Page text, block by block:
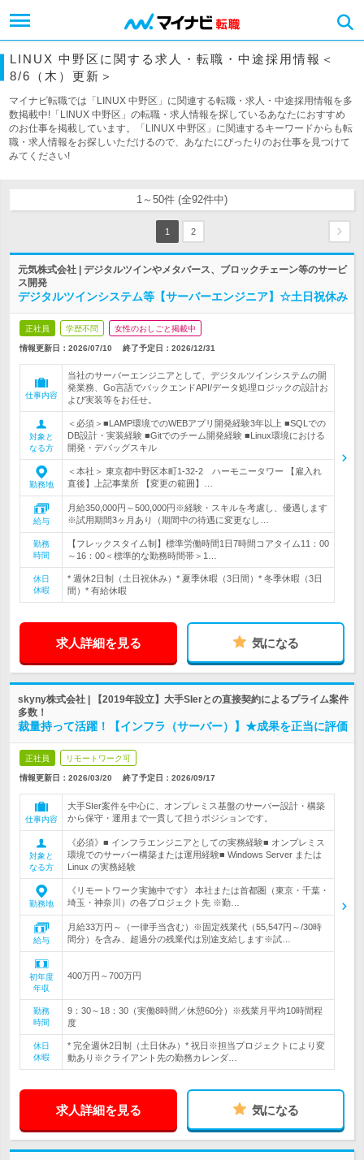
LINUX 中野区に関する求人・転職・中途採用情報＜
8/6（木）更新＞
マイナビ転職では「LINUX 中野区」に関連する転職・求人・中途採用情報を多
数掲載中!「LINUX 中野区」の転職・求人情報を探しているあなたにおすすめ
のお仕事を掲載しています。「LINUX 中野区」に関連するキーワードからも転
職・求人情報をお探しいただけるので、あなたにぴったりのお仕事を見つけて
みてください!
1～50件 (全92件中)
1 2
元気株式会社 | デジタルツインやメタバース、ブロックチェーン等のサービ
ス開発
デジタルツインシステム等【サーバーエンジニア】☆土日祝休み
正社員 学歴不問 女性のおしごと掲載中
情報更新日：2026/07/10 終了予定日： 2026/12/31
仕事内容
当社のサーバーエンジニアとして、デジタルツインシステムの開
発業務、Go言語でバックエンドAPI/データ処理ロジックの設計お
よび実装等をお任せ。
対象と
なる方
＜必須＞■LAMP環境でのWEBアプリ開発経験3年以上 ■SQLでの
DB設計・実装経験 ■Gitでのチーム開発経験 ■Linux環境における
開発・デバッグスキル
勤務地
＜本社＞ 東京都中野区本町1-32-2 ハーモニータワー 【雇入れ
直後】上記事業所 【変更の範囲】…
給与
月給350,000円～500,000円※経験・スキルを考慮し、優遇します
※試用期間3ヶ月あり（期間中の待遇に変更なし…
勤務
時間
【フレックスタイム制】標準労働時間1日7時間コアタイム11：00
～16：00＜標準的な勤務時間帯＞1…
休日
休暇
* 週休2日制（土日祝休み）* 夏季休暇（3日間）* 冬季休暇（3日
間）* 有給休暇
求人詳細を見る 気になる
skyny株式会社 | 【2019年設立】大手SIerとの直接契約によるプライム案件
多数！
裁量持って活躍！【インフラ（サーバー）】★成果を正当に評価
正社員 リモートワーク可
情報更新日：2026/03/20 終了予定日： 2026/09/17
仕事内容
大手SIer案件を中心に、オンプレミス基盤のサーバー設計・構築
から保守・運用まで一貫して担うポジションです。
対象と
なる方
《必須》■ インフラエンジニアとしての実務経験■ オンプレミス
環境でのサーバー構築または運用経験■ Windows Server または
Linux の実務経験
勤務地
《リモートワーク実施中です》 本社または首都圏（東京・千葉・
埼玉・神奈川）の各プロジェクト先 ※勤…
給与
月給33万円～（一律手当含む）※固定残業代（55,547円～/30時
間分）を含み、超過分の残業代は別途支給します※試…
初年度
年収
400万円～700万円
勤務
時間
9：30～18：30（実働8時間／休憩60分）※残業月平均10時間程
度
休日
休暇
* 完全週休2日制（土日休み）* 祝日※担当プロジェクトにより変
動あり※クライアント先の勤務カレンダ…
求人詳細を見る 気になる